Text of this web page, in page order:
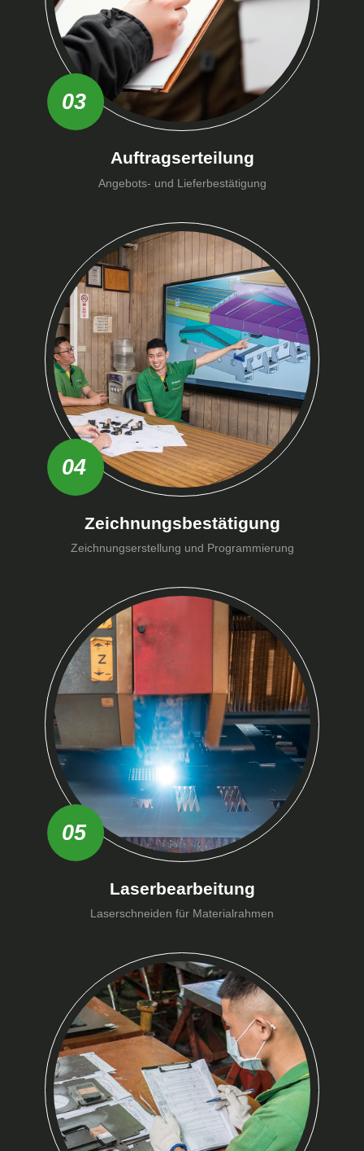
03
Auftragserteilung
Angebots- und Lieferbestätigung
04
Zeichnungsbestätigung
Zeichnungserstellung und Programmierung
05
Laserbearbeitung
Laserschneiden für Materialrahmen